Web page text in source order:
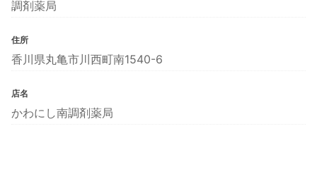
調剤薬局
住所
香川県丸亀市川西町南1540-6
店名
かわにし南調剤薬局